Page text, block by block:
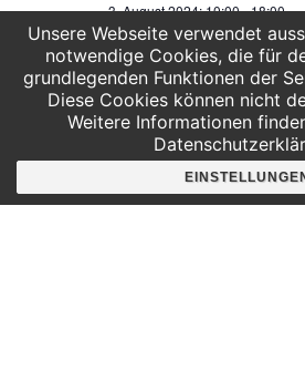
SA.
3 Besuchsoffener
3. August 2024: 10:00-18:00
SA.
10 Besuchsoffener
10. August 2024: 10:00-18:00
SA.
17
17. August 2024: 10:00-18:00
Unsere Webseite verwendet
notwendige Cookies, die für
grundlegenden Funktionen der
Diese Cookies können nicht
Weitere Informationen